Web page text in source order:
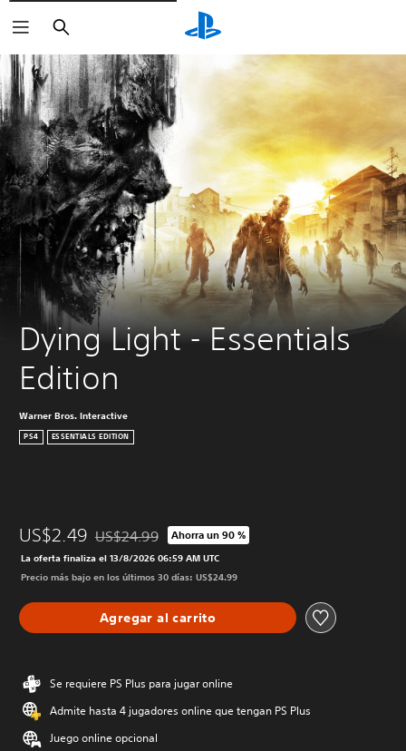
Buscar
Dying Light - Essentials
Edition
Warner Bros. Interactive
PS4 ESSENTIALS EDITION
US$2.49 Rebajado del precio original de US$24.99
US$24.99 Ahorra un 90 %
La oferta finaliza el 13/8/2026 06:59 AM UTC
Precio más bajo en los últimos 30 días: US$24.99
Agregar al carrito
Se requiere PS Plus para jugar online
Admite hasta 4 jugadores online que tengan PS Plus
Juego online opcional